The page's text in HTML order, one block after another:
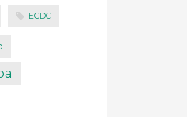
ECDC